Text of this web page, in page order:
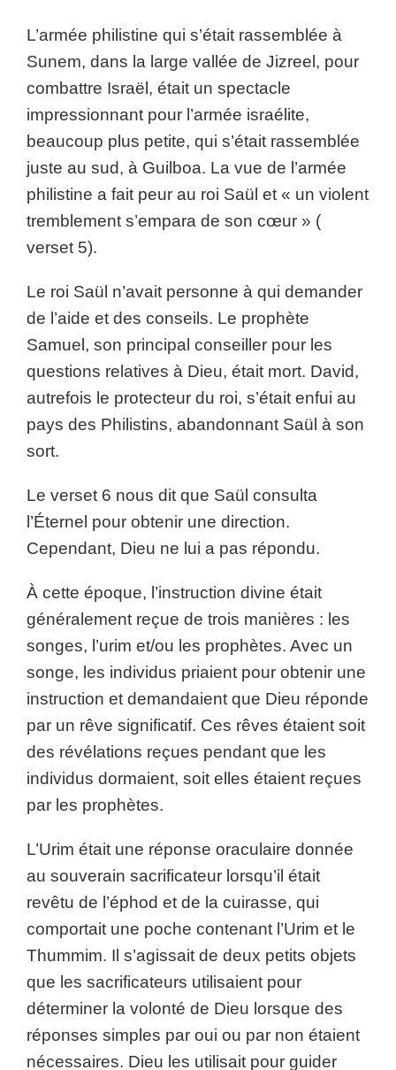
L’armée philistine qui s’était rassemblée à
Sunem, dans la large vallée de Jizreel, pour
combattre Israël, était un spectacle
impressionnant pour l’armée israélite,
beaucoup plus petite, qui s’était rassemblée
juste au sud, à Guilboa. La vue de l’armée
philistine a fait peur au roi Saül et « un violent
tremblement s’empara de son cœur » (
verset 5).
Le roi Saül n’avait personne à qui demander
de l’aide et des conseils. Le prophète
Samuel, son principal conseiller pour les
questions relatives à Dieu, était mort. David,
autrefois le protecteur du roi, s’était enfui au
pays des Philistins, abandonnant Saül à son
sort.
Le verset 6 nous dit que Saül consulta
l’Éternel pour obtenir une direction.
Cependant, Dieu ne lui a pas répondu.
À cette époque, l’instruction divine était
généralement reçue de trois manières : les
songes, l’urim et/ou les prophètes. Avec un
songe, les individus priaient pour obtenir une
instruction et demandaient que Dieu réponde
par un rêve significatif. Ces rêves étaient soit
des révélations reçues pendant que les
individus dormaient, soit elles étaient reçues
par les prophètes.
L’Urim était une réponse oraculaire donnée
au souverain sacrificateur lorsqu’il était
revêtu de l’éphod et de la cuirasse, qui
comportait une poche contenant l’Urim et le
Thummim. Il s’agissait de deux petits objets
que les sacrificateurs utilisaient pour
déterminer la volonté de Dieu lorsque des
réponses simples par oui ou par non étaient
nécessaires. Dieu les utilisait pour guider